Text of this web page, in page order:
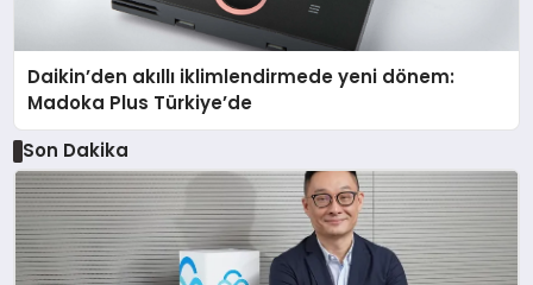
Daikin’den akıllı iklimlendirmede yeni dönem:
Madoka Plus Türkiye’de
Son Dakika